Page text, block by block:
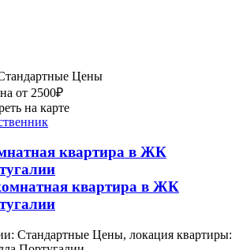
Цены
от 2500₽
на карте
квартира в ЖК
Стандартные Цены, локация квартиры: